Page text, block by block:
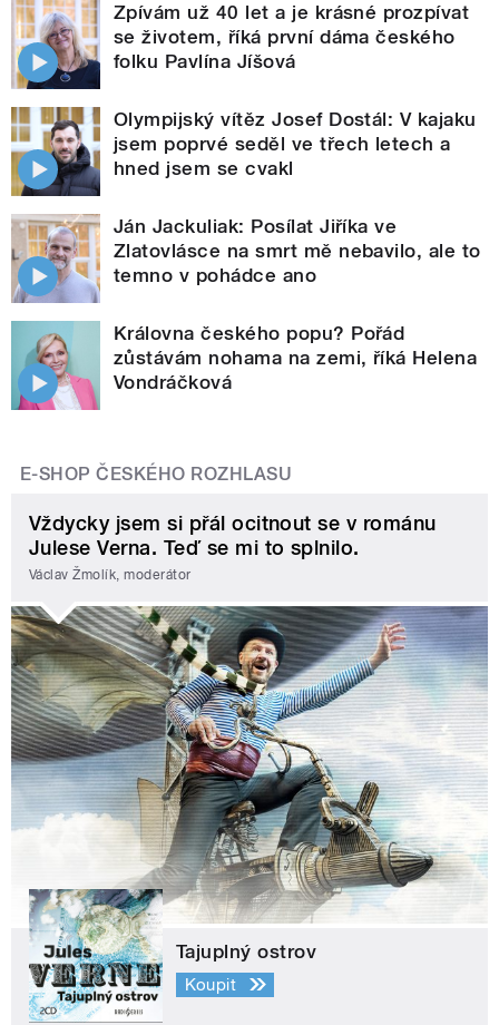
Zpívám už 40 let a je krásné prozpívat
se životem, říká první dáma českého
folku Pavlína Jíšová
Olympijský vítěz Josef Dostál: V kajaku
jsem poprvé seděl ve třech letech a
hned jsem se cvakl
Ján Jackuliak: Posílat Jiříka ve
Zlatovlásce na smrt mě nebavilo, ale to
temno v pohádce ano
Královna českého popu? Pořád
zůstávám nohama na zemi, říká Helena
Vondráčková
E-SHOP ČESKÉHO ROZHLASU
Vždycky jsem si přál ocitnout se v románu
Julese Verna. Teď se mi to splnilo.
Václav Žmolík, moderátor
Tajuplný ostrov
Koupit